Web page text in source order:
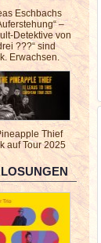
Eschbachs
–
Detektive von
???“ sind
Erwachsen.
Thief
auf Tour 2025